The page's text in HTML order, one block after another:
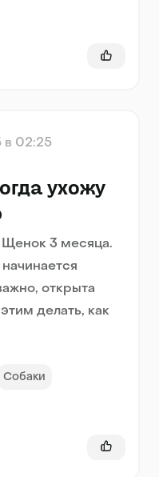
в 02:25
ухожу
Щенок 3 месяца.
открыта
делать, как
Собаки